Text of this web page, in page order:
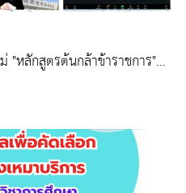
"หลักสูตรต้นกล้าข้าราชการ"